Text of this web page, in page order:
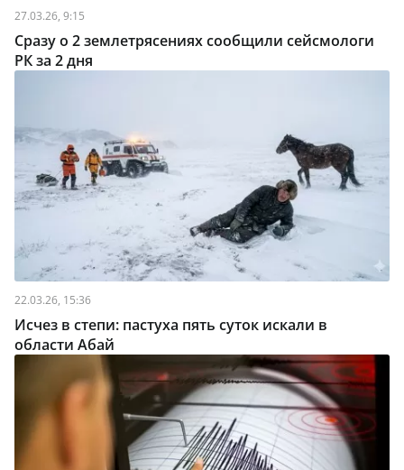
27.03.26, 9:15
Сразу о 2 землетрясениях сообщили сейсмологи
РК за 2 дня
22.03.26, 15:36
Исчез в степи: пастуха пять суток искали в
области Абай